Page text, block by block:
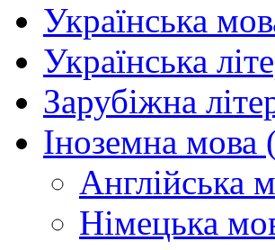
Українська
Українська
Зарубіжна
Іноземна мова
Англійська
Німецька